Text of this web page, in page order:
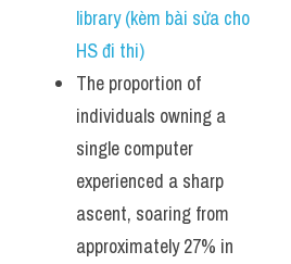
library (kèm bài sửa cho
HS đi thi)
The proportion of
individuals owning a
single computer
experienced a sharp
ascent, soaring from
approximately 27% in